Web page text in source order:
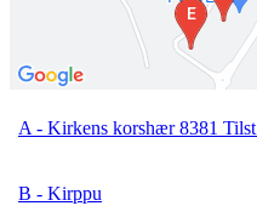
A - Kirkens korshær 8381
B - Kirppu